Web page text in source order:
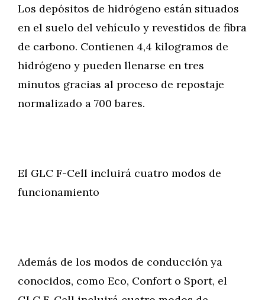
Los depósitos de hidrógeno están situados
en el suelo del vehículo y revestidos de fibra
de carbono. Contienen 4,4 kilogramos de
hidrógeno y pueden llenarse en tres
minutos gracias al proceso de repostaje
normalizado a 700 bares.
El GLC F-Cell incluirá cuatro modos de
funcionamiento
Además de los modos de conducción ya
conocidos, como Eco, Confort o Sport, el